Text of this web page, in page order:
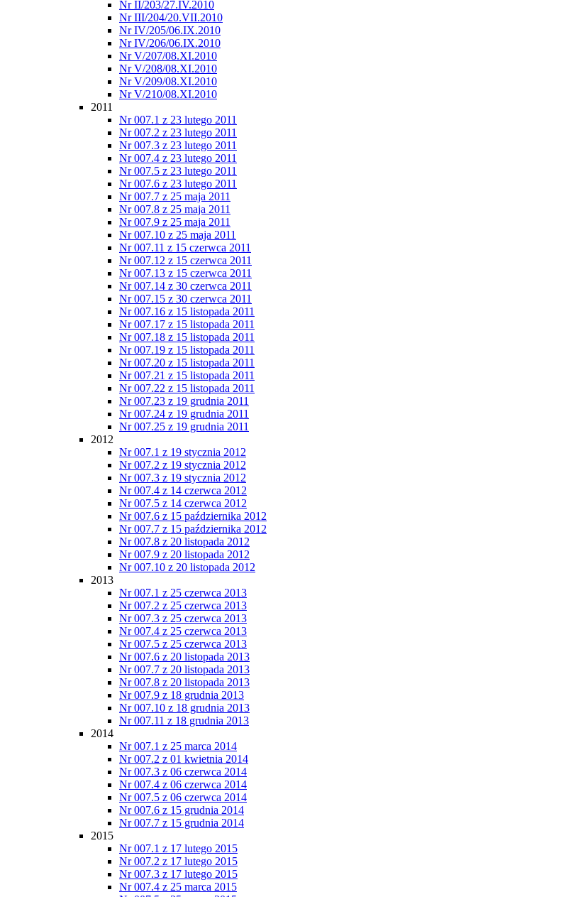
Nr II/203/27.IV.2010
Nr III/204/20.VII.2010
Nr IV/205/06.IX.2010
Nr IV/206/06.IX.2010
Nr V/207/08.XI.2010
Nr V/208/08.XI.2010
Nr V/209/08.XI.2010
Nr V/210/08.XI.2010
2011
Nr 007.1 z 23 lutego 2011
Nr 007.2 z 23 lutego 2011
Nr 007.3 z 23 lutego 2011
Nr 007.4 z 23 lutego 2011
Nr 007.5 z 23 lutego 2011
Nr 007.6 z 23 lutego 2011
Nr 007.7 z 25 maja 2011
Nr 007.8 z 25 maja 2011
Nr 007.9 z 25 maja 2011
Nr 007.10 z 25 maja 2011
Nr 007.11 z 15 czerwca 2011
Nr 007.12 z 15 czerwca 2011
Nr 007.13 z 15 czerwca 2011
Nr 007.14 z 30 czerwca 2011
Nr 007.15 z 30 czerwca 2011
Nr 007.16 z 15 listopada 2011
Nr 007.17 z 15 listopada 2011
Nr 007.18 z 15 listopada 2011
Nr 007.19 z 15 listopada 2011
Nr 007.20 z 15 listopada 2011
Nr 007.21 z 15 listopada 2011
Nr 007.22 z 15 listopada 2011
Nr 007.23 z 19 grudnia 2011
Nr 007.24 z 19 grudnia 2011
Nr 007.25 z 19 grudnia 2011
2012
Nr 007.1 z 19 stycznia 2012
Nr 007.2 z 19 stycznia 2012
Nr 007.3 z 19 stycznia 2012
Nr 007.4 z 14 czerwca 2012
Nr 007.5 z 14 czerwca 2012
Nr 007.6 z 15 października 2012
Nr 007.7 z 15 października 2012
Nr 007.8 z 20 listopada 2012
Nr 007.9 z 20 listopada 2012
Nr 007.10 z 20 listopada 2012
2013
Nr 007.1 z 25 czerwca 2013
Nr 007.2 z 25 czerwca 2013
Nr 007.3 z 25 czerwca 2013
Nr 007.4 z 25 czerwca 2013
Nr 007.5 z 25 czerwca 2013
Nr 007.6 z 20 listopada 2013
Nr 007.7 z 20 listopada 2013
Nr 007.8 z 20 listopada 2013
Nr 007.9 z 18 grudnia 2013
Nr 007.10 z 18 grudnia 2013
Nr 007.11 z 18 grudnia 2013
2014
Nr 007.1 z 25 marca 2014
Nr 007.2 z 01 kwietnia 2014
Nr 007.3 z 06 czerwca 2014
Nr 007.4 z 06 czerwca 2014
Nr 007.5 z 06 czerwca 2014
Nr 007.6 z 15 grudnia 2014
Nr 007.7 z 15 grudnia 2014
2015
Nr 007.1 z 17 lutego 2015
Nr 007.2 z 17 lutego 2015
Nr 007.3 z 17 lutego 2015
Nr 007.4 z 25 marca 2015